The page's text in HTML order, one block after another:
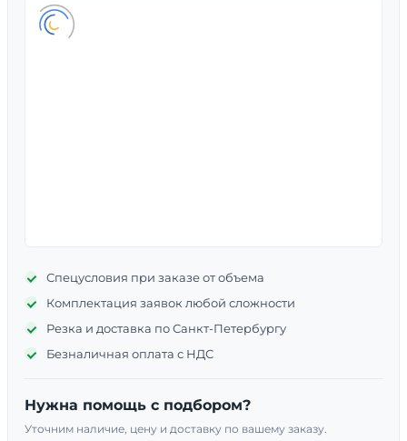
Спецусловия при заказе от объема
Комплектация заявок любой сложности
Резка и доставка по Санкт-Петербургу
Безналичная оплата с НДС
Нужна помощь с подбором?
Уточним наличие, цену и доставку по вашему заказу.